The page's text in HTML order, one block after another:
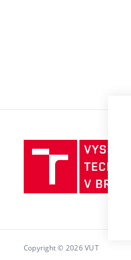
Copyright © 2026 VUT